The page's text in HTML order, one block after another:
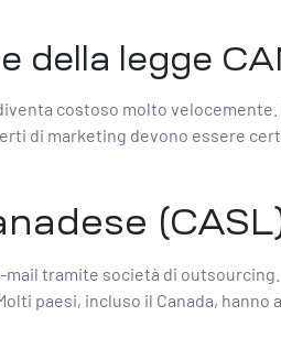
della legge
costoso molto
di marketing devono essere
tramite società di
paesi, incluso il Canada, hanno